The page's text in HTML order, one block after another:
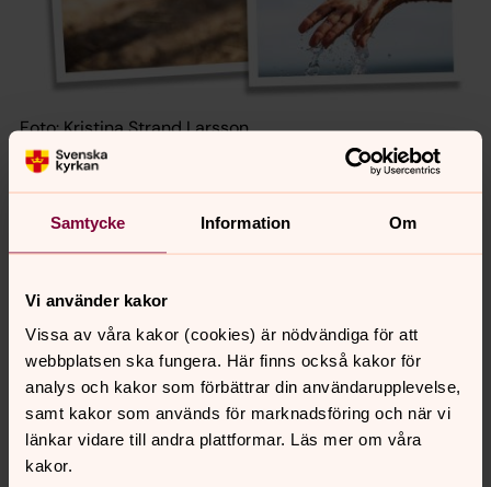
Samtycke Information Om
Vi använder kakor
Vissa av våra kakor (cookies) är nödvändiga för att
webbplatsen ska fungera. Här finns också kakor för
analys och kakor som förbättrar din användarupplevelse,
samt kakor som används för marknadsföring och när vi
länkar vidare till andra plattformar. Läs mer om våra
kakor.
Foto: Kristina Strand Larsson
Kristina Strand Larsson, född 1965.
Utbildning: konstvetenskap, kommunikation, svenska
m.m. på Lunds universitet. Fotografi, grafisk formgivning,
Communication, Forsbergs skola och Batteri med flera.
Kristina har arbetet i flera år som kommunikatör och
fotograf i Svenska kyrkan. Nu arbetar hon som
kommunikatör/fotograf/filmare i Lunds kommun
med betoning på större byggprojekt och
stadsutveckling.